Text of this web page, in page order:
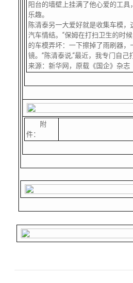
阳台的墙壁上挂满了他心爱的工具
乐趣。
陈清泰另一大爱好就是收集车模，
汽车情结。“保姆在打扫卫生的时
的车模弄坏：一下擦掉了雨刷器，
镜。”陈清泰说,“最近，我专门自己
来源：新华网，原载《国企》杂志
附
件：